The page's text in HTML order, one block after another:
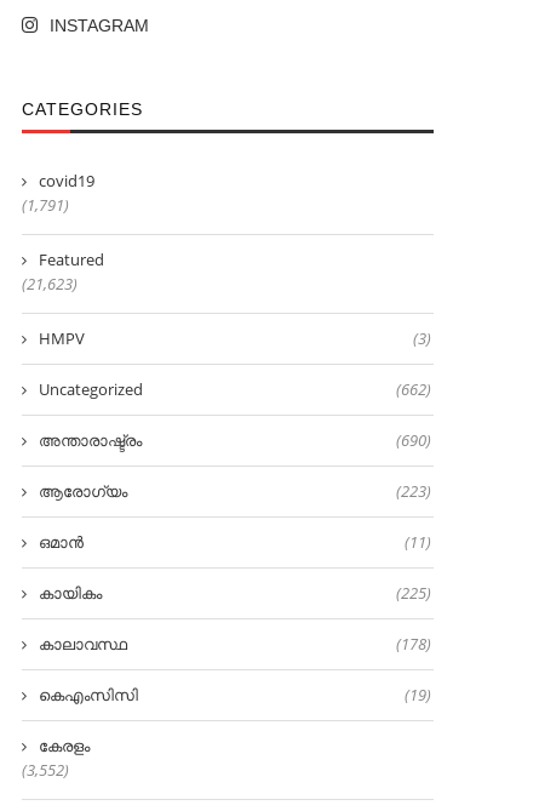
INSTAGRAM
CATEGORIES
covid19
(1,791)
Featured
(21,623)
HMPV (3)
Uncategorized (662)
അന്താരാഷ്ട്രം (690)
ആരോഗ്യം (223)
ഒമാൻ (11)
കായികം (225)
കാലാവസ്ഥ (178)
കെഎംസിസി (19)
കേരളം
(3,552)